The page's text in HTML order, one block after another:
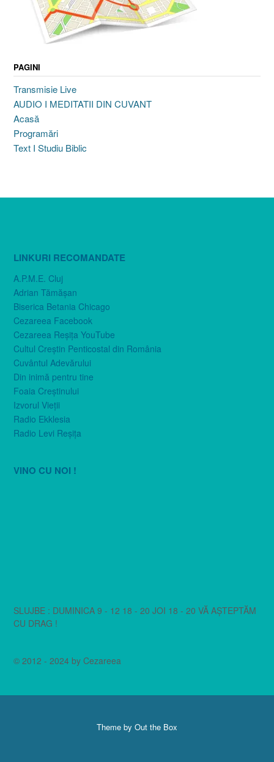
PAGINI
Transmisie Live
AUDIO I MEDITATII DIN CUVANT
Acasă
Programări
Text I Studiu Biblic
LINKURI RECOMANDATE
A.P.M.E. Cluj
Adrian Tămăşan
Biserica Betania Chicago
Cezareea Facebook
Cezareea Reşiţa YouTube
Cultul Creştin Penticostal din România
Cuvântul Adevărului
Din inimă pentru tine
Foaia Creştinului
Izvorul Vieţii
Radio Ekklesia
Radio Levi Reşiţa
VINO CU NOI !
SLUJBE : DUMINICA 9 - 12 18 - 20 JOI 18 - 20 VĂ AȘTEPTĂM
CU DRAG !
© 2012 - 2024 by Cezareea
Theme by Out the Box